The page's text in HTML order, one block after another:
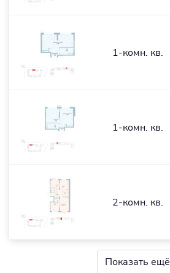
1-комн. кв.
1-комн. кв.
2-комн. кв.
Показать ещё